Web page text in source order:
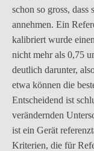
schon so gross,
annehmen. Ein
kalibriert wurde
nicht mehr als 0,75
deutlich darunter,
etwa können die
Entscheidend ist
verändernden
ist ein Gerät
Kriterien, die für